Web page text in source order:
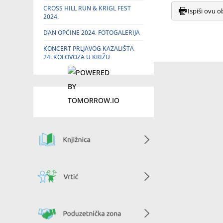
CROSS HILL RUN & KRIGL FEST
2024.
DAN OPĆINE 2024. FOTOGALERIJA
KONCERT PRLJAVOG KAZALIŠTA
24. KOLOVOZA U KRIŽU
Ispiši ovu